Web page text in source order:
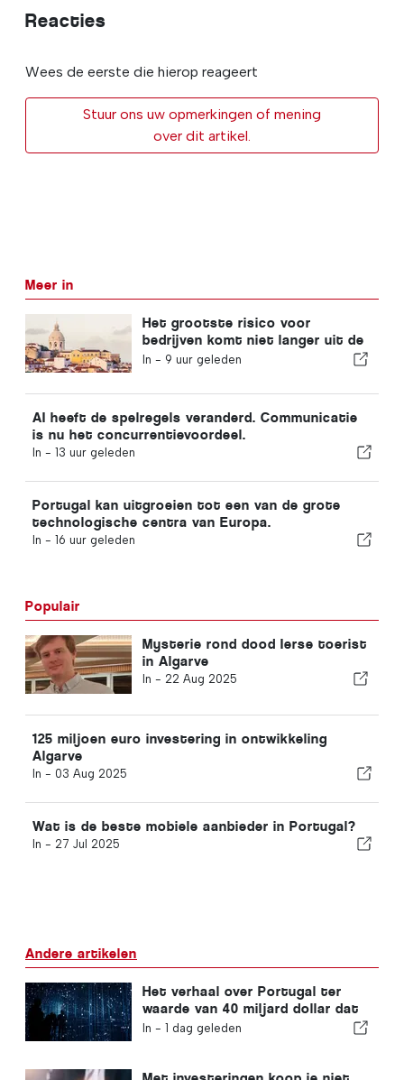
Reacties
Wees de eerste die hierop reageert
Stuur ons uw opmerkingen of mening
over dit artikel.
Meer in
Het grootste risico voor
bedrijven komt niet langer uit de
economie!
In - 9 uur geleden
AI heeft de spelregels veranderd. Communicatie
is nu het concurrentievoordeel.
In - 13 uur geleden
Portugal kan uitgroeien tot een van de grote
technologische centra van Europa.
In - 16 uur geleden
Populair
Mysterie rond dood Ierse toerist
in Algarve
In - 22 Aug 2025
125 miljoen euro investering in ontwikkeling
Algarve
In - 03 Aug 2025
Wat is de beste mobiele aanbieder in Portugal?
In - 27 Jul 2025
Andere artikelen
Het verhaal over Portugal ter
waarde van 40 miljard dollar dat
de meeste beleggers over het
In - 1 dag geleden